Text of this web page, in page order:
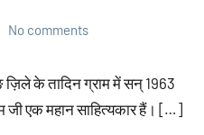
No comments
के तादिन ग्राम में सन् 1963
जी एक महान साहित्यकार हैं। […]